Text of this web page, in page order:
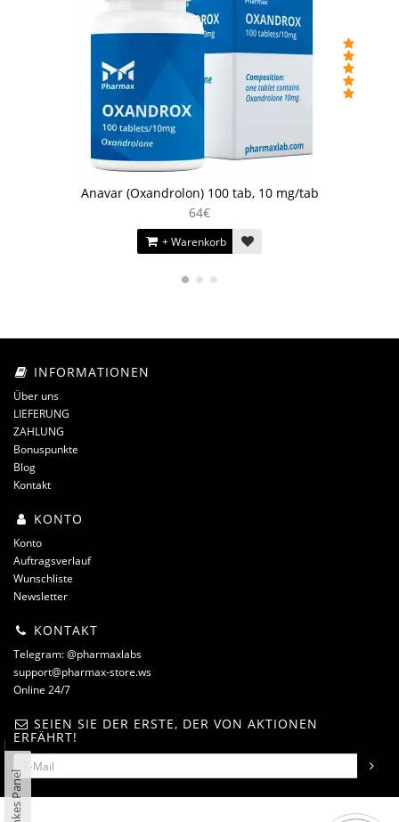
Anavar (Oxandrolon) 100 tab, 10 mg/tab
64€
+ Warenkorb
INFORMATIONEN
Über uns
LIEFERUNG
ZAHLUNG
Bonuspunkte
Blog
Kontakt
KONTO
Konto
Auftragsverlauf
Wunschliste
Newsletter
KONTAKT
Telegram: @pharmaxlabs
support@pharmax-store.ws
Online 24/7
SEIEN SIE DER ERSTE, DER VON AKTIONEN
ERFÄHRT!
Linkes Panel